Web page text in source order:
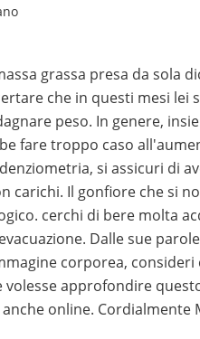
grassa presa da sola
che in questi mesi
peso. In genere,
fare troppo caso
si assicuri di
carichi. Il gonfiore che si
cerchi di bere molta
Dalle sue
corporea,
volesse approfondire
online. Cordialmente